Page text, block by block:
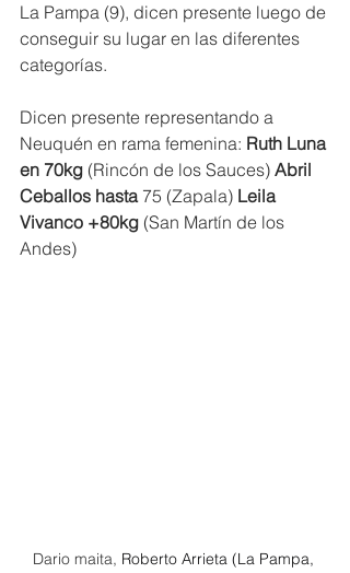
La Pampa (9), dicen presente luego de
conseguir su lugar en las diferentes
categorías.
Dicen presente representando a
Neuquén en rama femenina: Ruth Luna
en 70kg (Rincón de los Sauces) Abril
Ceballos hasta 75 (Zapala) Leila
Vivanco +80kg (San Martín de los
Andes)
Dario maita, Roberto Arrieta (La Pampa,